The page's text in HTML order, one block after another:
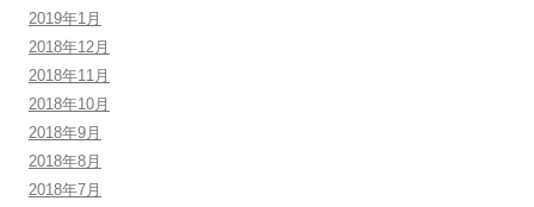
2019年1月
2018年12月
2018年11月
2018年10月
2018年9月
2018年8月
2018年7月